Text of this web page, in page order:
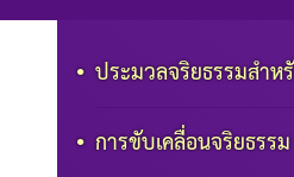
ประมวลจริยธรรมสำห
การขับเคลื่อนจริยธรรม